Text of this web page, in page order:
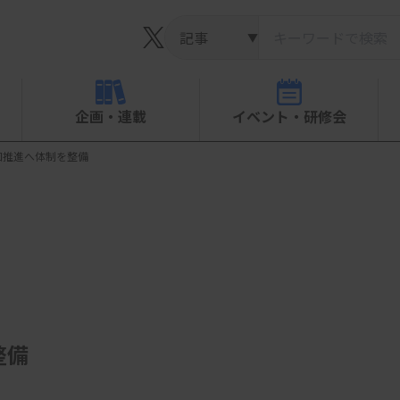
▼
企画・連載 イベント・研修会
進へ体制を整備
備